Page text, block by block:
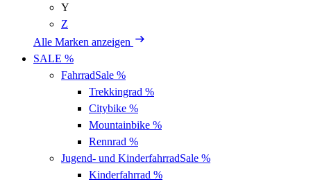
Y
Z
Alle Marken anzeigen
SALE %
FahrradSale %
Trekkingrad %
Citybike %
Mountainbike %
Rennrad %
Jugend- und KinderfahrradSale %
Kinderfahrrad %